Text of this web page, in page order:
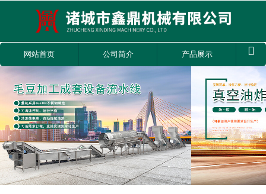
网站首页 公司简介 产品展示 